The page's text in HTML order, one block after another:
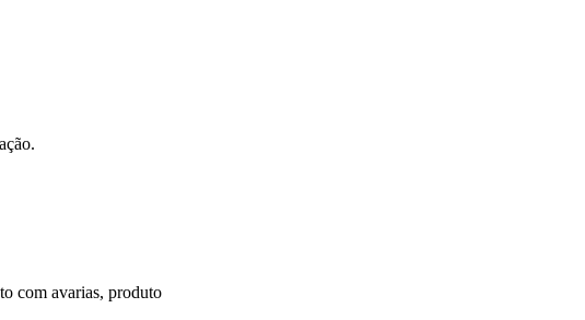
com avarias, produto